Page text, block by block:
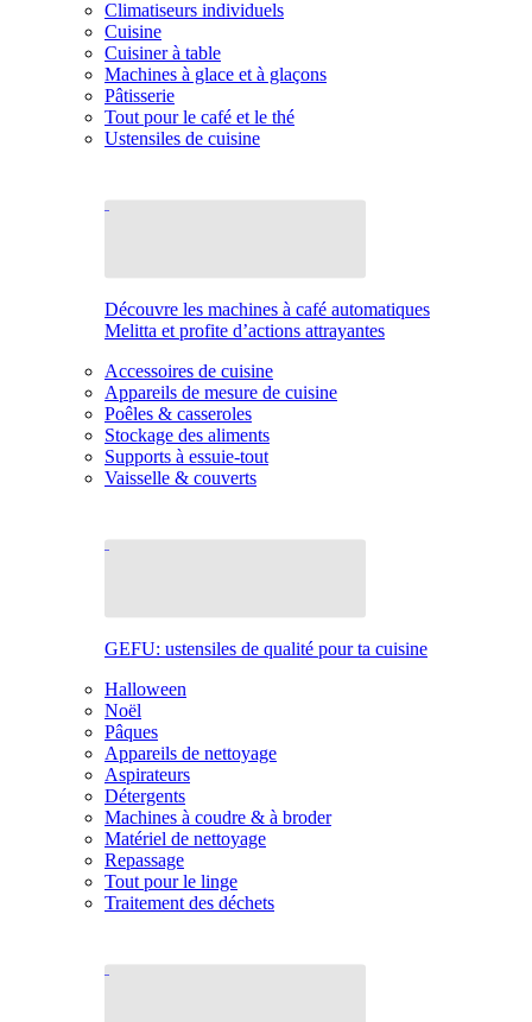
Climatiseurs individuels
Cuisine
Cuisiner à table
Machines à glace et à glaçons
Pâtisserie
Tout pour le café et le thé
Ustensiles de cuisine
Découvre les machines à café automatiques
Melitta et profite d’actions attrayantes
Accessoires de cuisine
Appareils de mesure de cuisine
Poêles & casseroles
Stockage des aliments
Supports à essuie-tout
Vaisselle & couverts
GEFU: ustensiles de qualité pour ta cuisine
Halloween
Noël
Pâques
Appareils de nettoyage
Aspirateurs
Détergents
Machines à coudre & à broder
Matériel de nettoyage
Repassage
Tout pour le linge
Traitement des déchets